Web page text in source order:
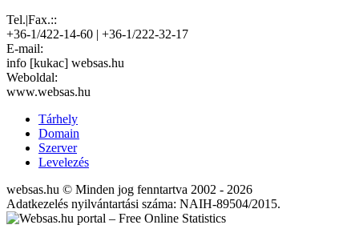
Tel.|Fax.::
+36-1/422-14-60 | +36-1/222-32-17
E-mail:
info [kukac] websas.hu
Weboldal:
www.websas.hu
Tárhely
Domain
Szerver
Levelezés
websas.hu © Minden jog fenntartva 2002 - 2026
Adatkezelés nyilvántartási száma: NAIH-89504/2015.